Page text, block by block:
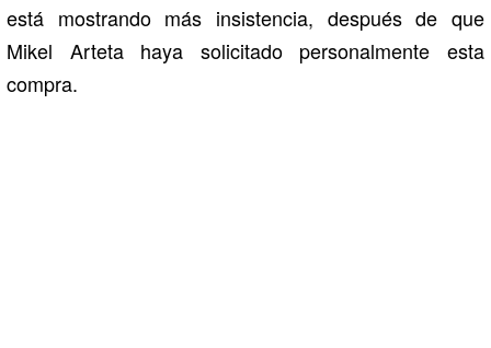
está mostrando más insistencia, después de que
Mikel Arteta haya solicitado personalmente esta
compra.